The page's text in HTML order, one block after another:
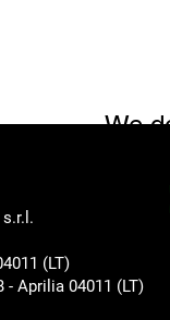
We
(LT)
- Aprilia 04011 (LT)